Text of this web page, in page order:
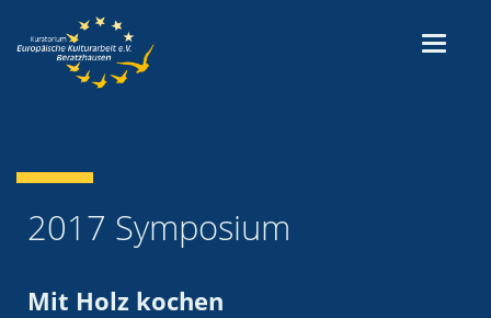
2017 Symposium
Mit Holz kochen